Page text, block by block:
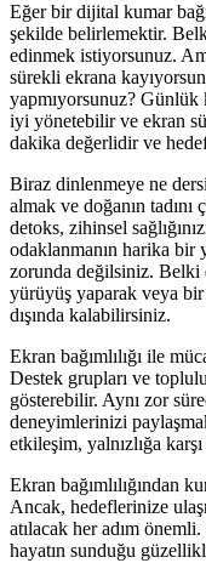
Eğer bir dijital kumar
şekilde belirlemektir.
edinmek istiyorsunuz.
sürekli ekrana
yapmıyorsunuz? Günlük
iyi yönetebilir ve ekran
dakika değerlidir ve
Biraz dinlenmeye ne
almak ve doğanın
detoks, zihinsel
odaklanmanın harika bir
zorunda değilsiniz. Belki
yürüyüş yaparak veya bir
dışında kalabilirsiniz.
Ekran bağımlılığı ile
Destek grupları ve
gösterebilir. Aynı zor
deneyimlerinizi
etkileşim, yalnızlığa
Ekran bağımlılığından
Ancak, hedeflerinize
atılacak her adım
hayatın sunduğu